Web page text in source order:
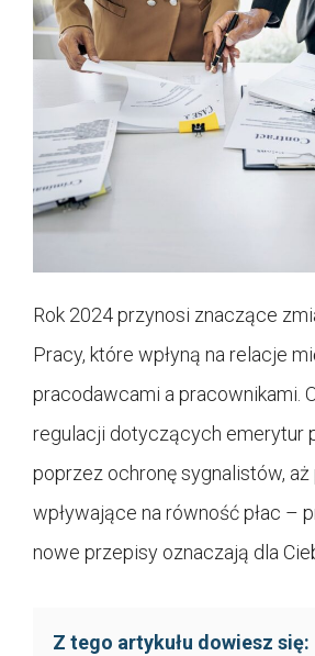
Rok 2024 przynosi znaczące
Pracy, które wpłyną na relacje
pracodawcami a pracownikami.
regulacji dotyczących emerytur
poprzez ochronę sygnalistów,
wpływające na równość płac –
nowe przepisy oznaczają dla
Z tego artykułu dowiesz się: